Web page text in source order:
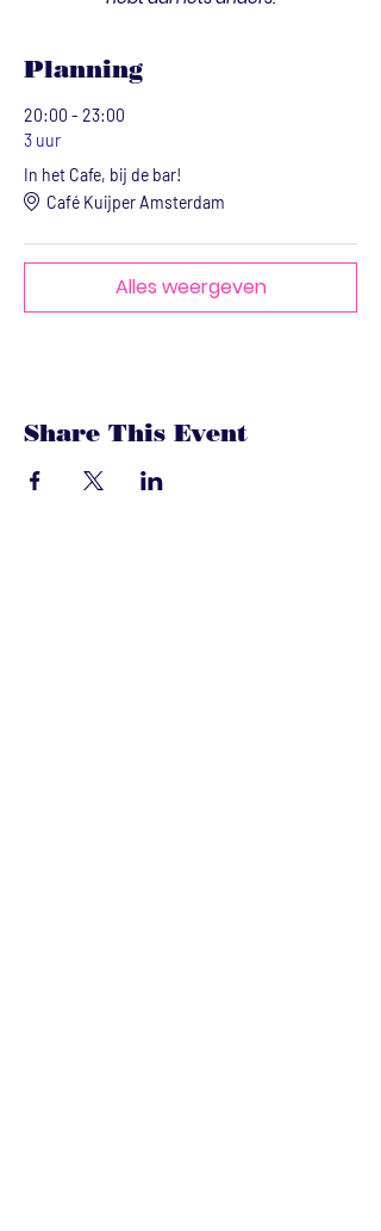
Planning
20:00 - 23:00
3 uur
In het Cafe, bij de bar!
Café Kuijper Amsterdam
Alles weergeven
Share This Event